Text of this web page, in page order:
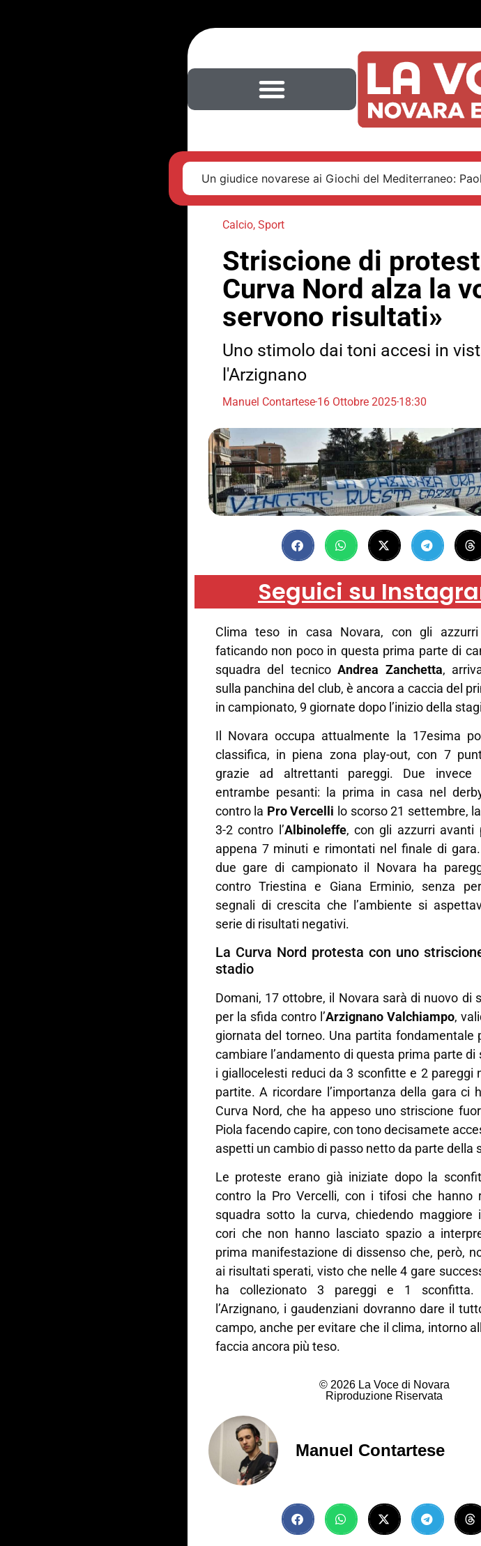
Un giudice novarese ai Giochi del Mediterraneo:
Calcio, Sport
Striscione di
Curva Nord alza la
servono risultati»
Uno stimolo dai toni accesi in
l'Arzignano
Manuel Contartese16 Ottobre 202518:30
Seguici su
Clima teso in casa Novara, con gli
faticando non poco in questa prima parte di
squadra del tecnicoAndrea Zanchetta,
sulla panchina del club, è ancora a caccia del
in campionato, 9 giornate dopo l’inizio della
Il Novara occupa attualmente la 17esima
classifica, in piena zona play-out, con 7
grazie ad altrettanti pareggi. Due invece
entrambe pesanti: la prima in casa nel
contro la Pro Vercelli lo scorso 21 settembre,
3-2 contro l’Albinoleffe, con gli azzurri avanti
appena 7 minuti e rimontati nel finale di
due gare di campionato il Novara ha
contro Triestina e Giana Erminio, senza
segnali di crescita che l’ambiente si
serie di risultati negativi.
La Curva Nord protesta con uno
stadio
Domani, 17 ottobre, il Novara sarà di nuovo di
per la sfida contro l’Arzignano Valchiampo,
giornata del torneo. Una partita fondamentale
cambiare l’andamento di questa prima parte di
i giallocelesti reduci da 3 sconfitte e 2 pareggi
partite. A ricordare l’importanza della gara ci
Curva Nord, che ha appeso uno striscione
Piola facendo capire, con tono decisamete
aspetti un cambio di passo netto da parte della
Le proteste erano già iniziate dopo la
contro la Pro Vercelli, con i tifosi che hanno
squadra sotto la curva, chiedendo maggiore
cori che non hanno lasciato spazio a
prima manifestazione di dissenso che, però,
ai risultati sperati, visto che nelle 4 gare
ha collezionato 3 pareggi e 1 sconfitta.
l’Arzignano, i gaudenziani dovranno dare il
campo, anche per evitare che il clima, intorno
faccia ancora più teso.
© 2026 La Voce di Novara
Riproduzione Riservata
Manuel Contartese